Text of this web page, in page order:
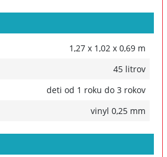
1,27 x 1,02 x 0,69 m
45 litrov
deti od 1 roku do 3 rokov
vinyl 0,25 mm